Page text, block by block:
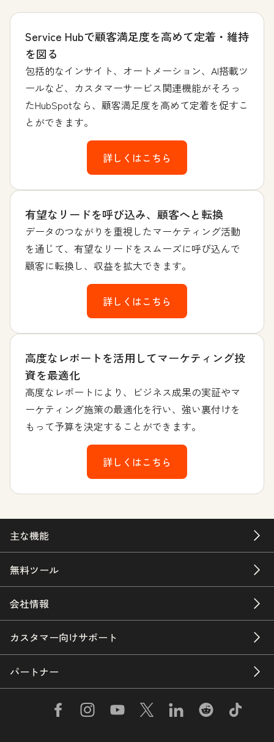
Service Hubで顧客満足度を高めて定着・維持
を図る
包括的なインサイト、オートメーション、AI搭載ツ
ールなど、カスタマーサービス関連機能がそろっ
たHubSpotなら、顧客満足度を高めて定着を促すこ
とができます。
詳しくはこちら
有望なリードを呼び込み、顧客へと転換
データのつながりを重視したマーケティング活動
を通じて、有望なリードをスムーズに呼び込んで
顧客に転換し、収益を拡大できます。
詳しくはこちら
高度なレポートを活用してマーケティング投
資を最適化
高度なレポートにより、ビジネス成果の実証やマ
ーケティング施策の最適化を行い、強い裏付けを
もって予算を決定することができます。
詳しくはこちら
主な機能
無料ツール
会社情報
カスタマー向けサポート
パートナー